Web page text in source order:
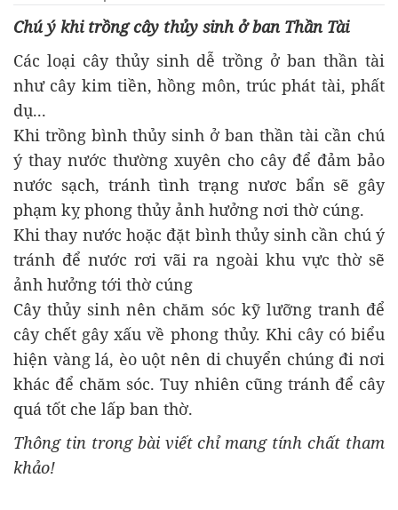
Chú ý khi trồng cây thủy sinh ở ban Thần Tài
Các loại cây thủy sinh dễ trồng ở ban thần tài
như cây kim tiền, hồng môn, trúc phát tài, phất
dụ...
Khi trồng bình thủy sinh ở ban thần tài cần chú
ý thay nước thường xuyên cho cây để đảm bảo
nước sạch, tránh tình trạng nươc bẩn sẽ gây
phạm kỵ phong thủy ảnh hưởng nơi thờ cúng.
Khi thay nước hoặc đặt bình thủy sinh cần chú ý
tránh để nước rơi vãi ra ngoài khu vực thờ sẽ
ảnh hưởng tới thờ cúng
Cây thủy sinh nên chăm sóc kỹ lưỡng tranh để
cây chết gây xấu về phong thủy. Khi cây có biểu
hiện vàng lá, èo uột nên di chuyển chúng đi nơi
khác để chăm sóc. Tuy nhiên cũng tránh để cây
quá tốt che lấp ban thờ.
Thông tin trong bài viết chỉ mang tính chất tham
khảo!